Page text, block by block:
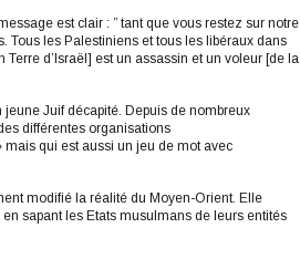
est clair : ” tant que vous restez sur notre
les Palestiniens et tous les libéraux dans
d’Israël] est un assassin et un voleur [de la
jeune Juif décapité. Depuis de nombreux
différentes organisations
mais qui est aussi un jeu de mot avec
modifié la réalité du Moyen-Orient. Elle
sapant les Etats musulmans de leurs entités